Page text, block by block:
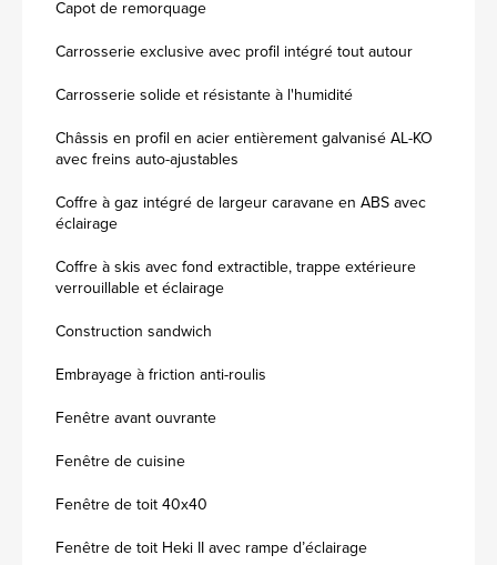
Capot de remorquage
Carrosserie exclusive avec profil intégré tout autour
Carrosserie solide et résistante à l'humidité
Châssis en profil en acier entièrement galvanisé AL-KO
avec freins auto-ajustables
Coffre à gaz intégré de largeur caravane en ABS avec
éclairage
Coffre à skis avec fond extractible, trappe extérieure
verrouillable et éclairage
Construction sandwich
Embrayage à friction anti-roulis
Fenêtre avant ouvrante
Fenêtre de cuisine
Fenêtre de toit 40x40
Fenêtre de toit Heki II avec rampe d’éclairage